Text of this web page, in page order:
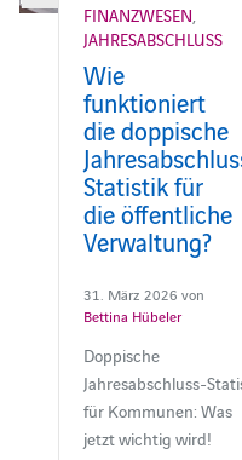
FINANZWESEN
JAHRESABSCHLUSS
Wie
funktioniert
die doppische
Statistik für
die öffentliche
Verwaltung?
31. März 2026 von
Bettina Hübeler
Doppische
für Kommunen: Was
jetzt wichtig wird!